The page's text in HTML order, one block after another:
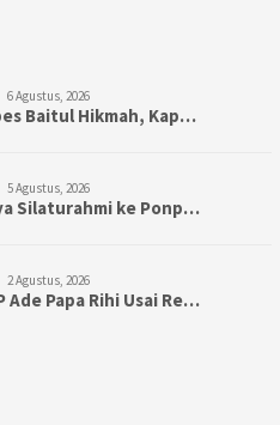
6 Agustus, 2026
Baitul Hikmah, Kap…
5 Agustus, 2026
Silaturahmi ke Ponp…
2 Agustus, 2026
Ade Papa Rihi Usai Re…